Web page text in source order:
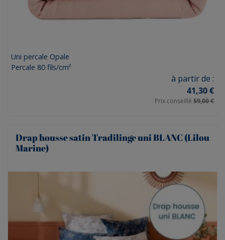
Uni percale Opale
Percale 80 fils/cm²
à partir de :
41,30 €
Prix conseillé 59,00 €
Drap housse satin Tradilinge uni BLANC (Lilou
Marine)